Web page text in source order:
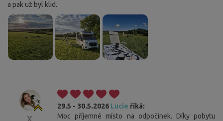
a pak už byl klid.
29.5 - 30.5.2026 Lucie říká:
Moc příjemné místo na odpočinek. Díky pobytu